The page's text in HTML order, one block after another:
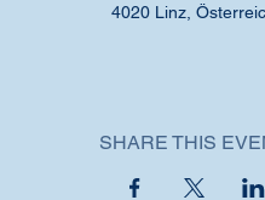
4020 Linz,
SHARE THIS